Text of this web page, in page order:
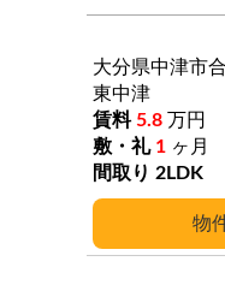
大分県中津市
東中津
5.8 万円
1 ヶ月
2LDK